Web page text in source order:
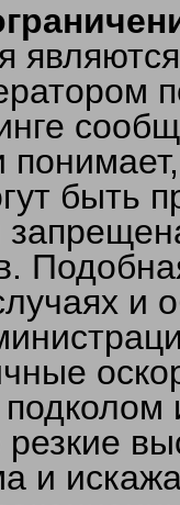
быть
и
и